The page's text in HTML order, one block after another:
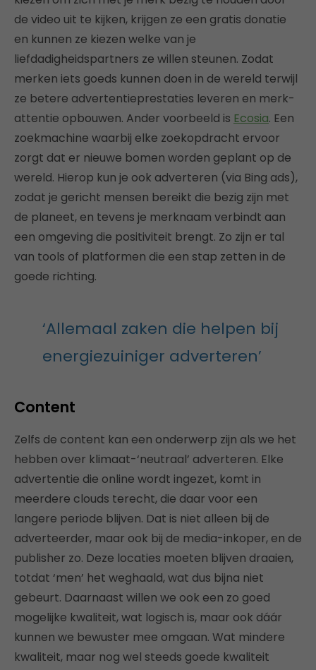
de video uit te kijken, krijgen ze een gratis donatie
en kunnen ze kiezen welke van je
liefdadigheidspartners ze willen steunen. Zodat
merken iets goeds kunnen doen in de wereld terwijl
ze betere advertentieprestaties leveren en merk-
attentie opbouwen. Ander voorbeeld is Ecosia. Een
zoekmachine waarbij elke zoekopdracht ervoor
zorgt dat er nieuwe bomen worden geplant op de
wereld. Hierop kun je ook adverteren (via Bing ads),
zodat je gericht mensen bereikt die bezig zijn met
de planeet, en tevens je merknaam verbindt aan
een omgeving die positiviteit brengt. Zo zijn er tal
van tools of platformen die een stap zetten in de
goede richting.
‘Allemaal zaken die helpen bij
energiezuiniger adverteren’
Content
Zelfs de content kan een onderwerp zijn als we het
hebben over klimaat-‘neutraal’ adverteren. Elke
advertentie die online wordt ingezet, komt in
meerdere clouds terecht, die daar voor een
langere periode blijven. Dat is niet alleen bij de
adverteerder, maar ook bij de media-inkoper, en de
publisher zo. Deze locaties moeten blijven draaien,
totdat ‘men’ het weghaald, wat dus bijna niet
gebeurt. Daarnaast willen we ook een zo goed
mogelijke kwaliteit, wat logisch is, maar ook dáár
kunnen we bewuster mee omgaan. Wat mindere
kwaliteit, maar nog wel steeds goede kwaliteit